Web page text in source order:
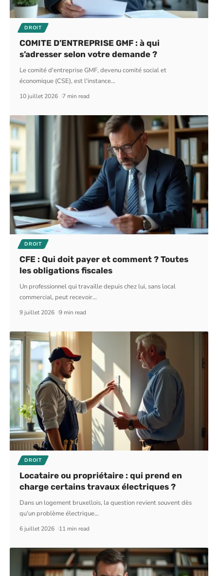
DROIT
COMITE D’ENTREPRISE GMF : à qui
s’adresser selon votre demande ?
Le comité d'entreprise GMF, devenu comité social et
économique (CSE), est l'instance…
10 juillet 2026 7 min read
DROIT
CFE : Qui doit payer et comment ? Toutes
les obligations fiscales
Un professionnel qui travaille depuis chez lui, sans local
commercial, peut recevoir…
9 juillet 2026 9 min read
DROIT
Locataire ou propriétaire : qui prend en
charge certains travaux électriques ?
Dans un logement bruxellois, la question revient souvent dès
qu'un problème électrique…
6 juillet 2026 11 min read